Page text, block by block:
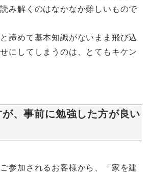
み解くのはなかなか難しいもので
諦めて基本知識がないまま飛び込
にしてしまうのは、とてもキケン
、事前に勉強した方が良い
参加されるお客様から、「家を建